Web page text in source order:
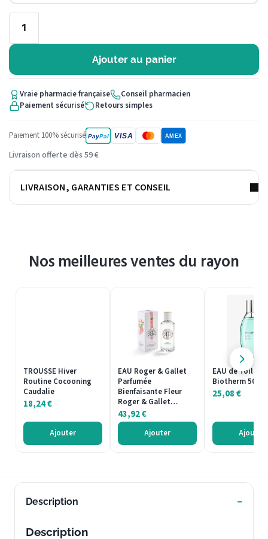
Ajouter au panier
Vraie pharmacie française
Conseil pharmacien
Paiement sécurisé
Retours simples
Paiement 100% sécurisé PayPal VISA AMEX
Livraison offerte dès 59 €
LIVRAISON, GARANTIES ET CONSEIL
Nos meilleures ventes du rayon
TROUSSE Hiver
Routine Cocooning
Caudalie
18,24€
Ajouter
EAU Roger & Gallet
Parfumée
Bienfaisante Fleur
Roger & Gallet…
43,92€
Ajouter
EAU de
Biotherm 50ml
25,08€
Ajouter
Description
Description